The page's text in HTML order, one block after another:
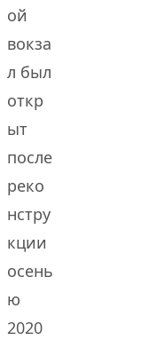
ой
вокза
л был
откр
ыт
после
реко
нстру
кции
осень
ю
2020